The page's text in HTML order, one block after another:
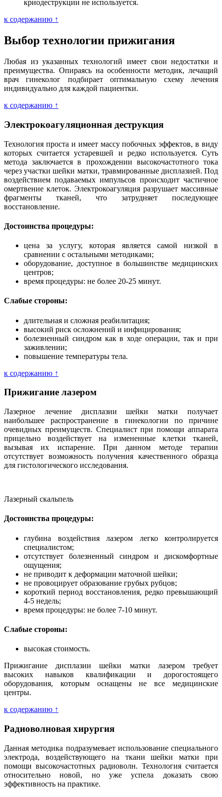
криодеструкции не используется.
к содержанию ↑
Выбор технологии прижигания
Любая из указанных технологий имеет свои недостатки и
преимущества. Опираясь на особенности методик, лечащий
врач гинеколог подбирает оптимальную схему лечения
индивидуально для каждой пациентки.
к содержанию ↑
Электрокоагуляционная деструкция
Технология проста и имеет массу побочных эффектов, в виду
которых считается устаревшей и редко используется. Суть
метода заключается в прохождении высокочастотного тока
через участки шейки матки, травмированные дисплазией. Под
воздействием подаваемых импульсов происходит частичное
омертвение клеток. Электрокоагуляция разрушает массивные
фрагменты тканей, что затрудняет последующее
восстановление.
Достоинства процедуры:
цена за услугу, которая является самой низкой в
сравнении с остальными методиками;
оборудование, доступное в большинстве медицинских
центров;
время процедуры: не более 20-25 минут.
Слабые стороны:
длительная и сложная реабилитация;
высокий риск осложнений и инфицирования;
болезненный синдром как в ходе операции, так и при
заживлении;
повышение температуры тела.
к содержанию ↑
Прижигание лазером
Лазерное лечение дисплазии шейки матки получает
наибольшее распространение в гинекологии по причине
очевидных преимуществ. Специалист при помощи аппарата
прицельно воздействует на измененные клетки тканей,
вызывая их испарение. При данном методе терапии
отсутствует возможность получения качественного образца
для гистологического исследования.
Лазерный скальпель
Достоинства процедуры:
глубина воздействия лазером легко контролируется
специалистом;
отсутствует болезненный синдром и дискомфортные
ощущения;
не приводит к деформации маточной шейки;
не провоцирует образование грубых рубцов;
короткий период восстановления, редко превышающий
4-5 недель;
время процедуры: не более 7-10 минут.
Слабые стороны:
высокая стоимость.
Прижигание дисплазии шейки матки лазером требует
высоких навыков квалификации и дорогостоящего
оборудования, которым оснащены не все медицинские
центры.
к содержанию ↑
Радиоволновая хирургия
Данная методика подразумевает использование специального
электрода, воздействующего на ткани шейки матки при
помощи высокочастотных радиоволн. Технология считается
относительно новой, но уже успела доказать свою
эффективность на практике.